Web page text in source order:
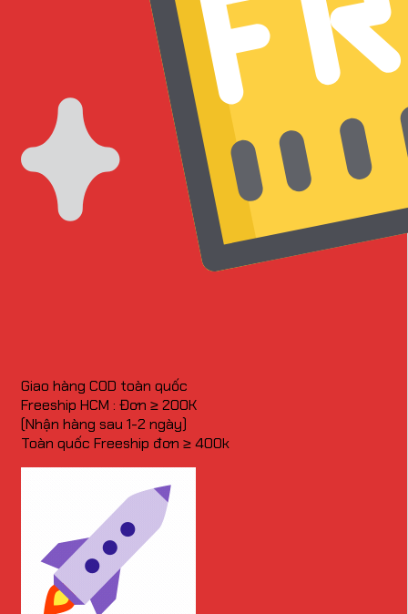
Giao hàng COD toàn quốc
Freeship HCM : Đơn ≥ 200K
(Nhận hàng sau 1-2 ngày)
Toàn quốc Freeship đơn ≥ 400k